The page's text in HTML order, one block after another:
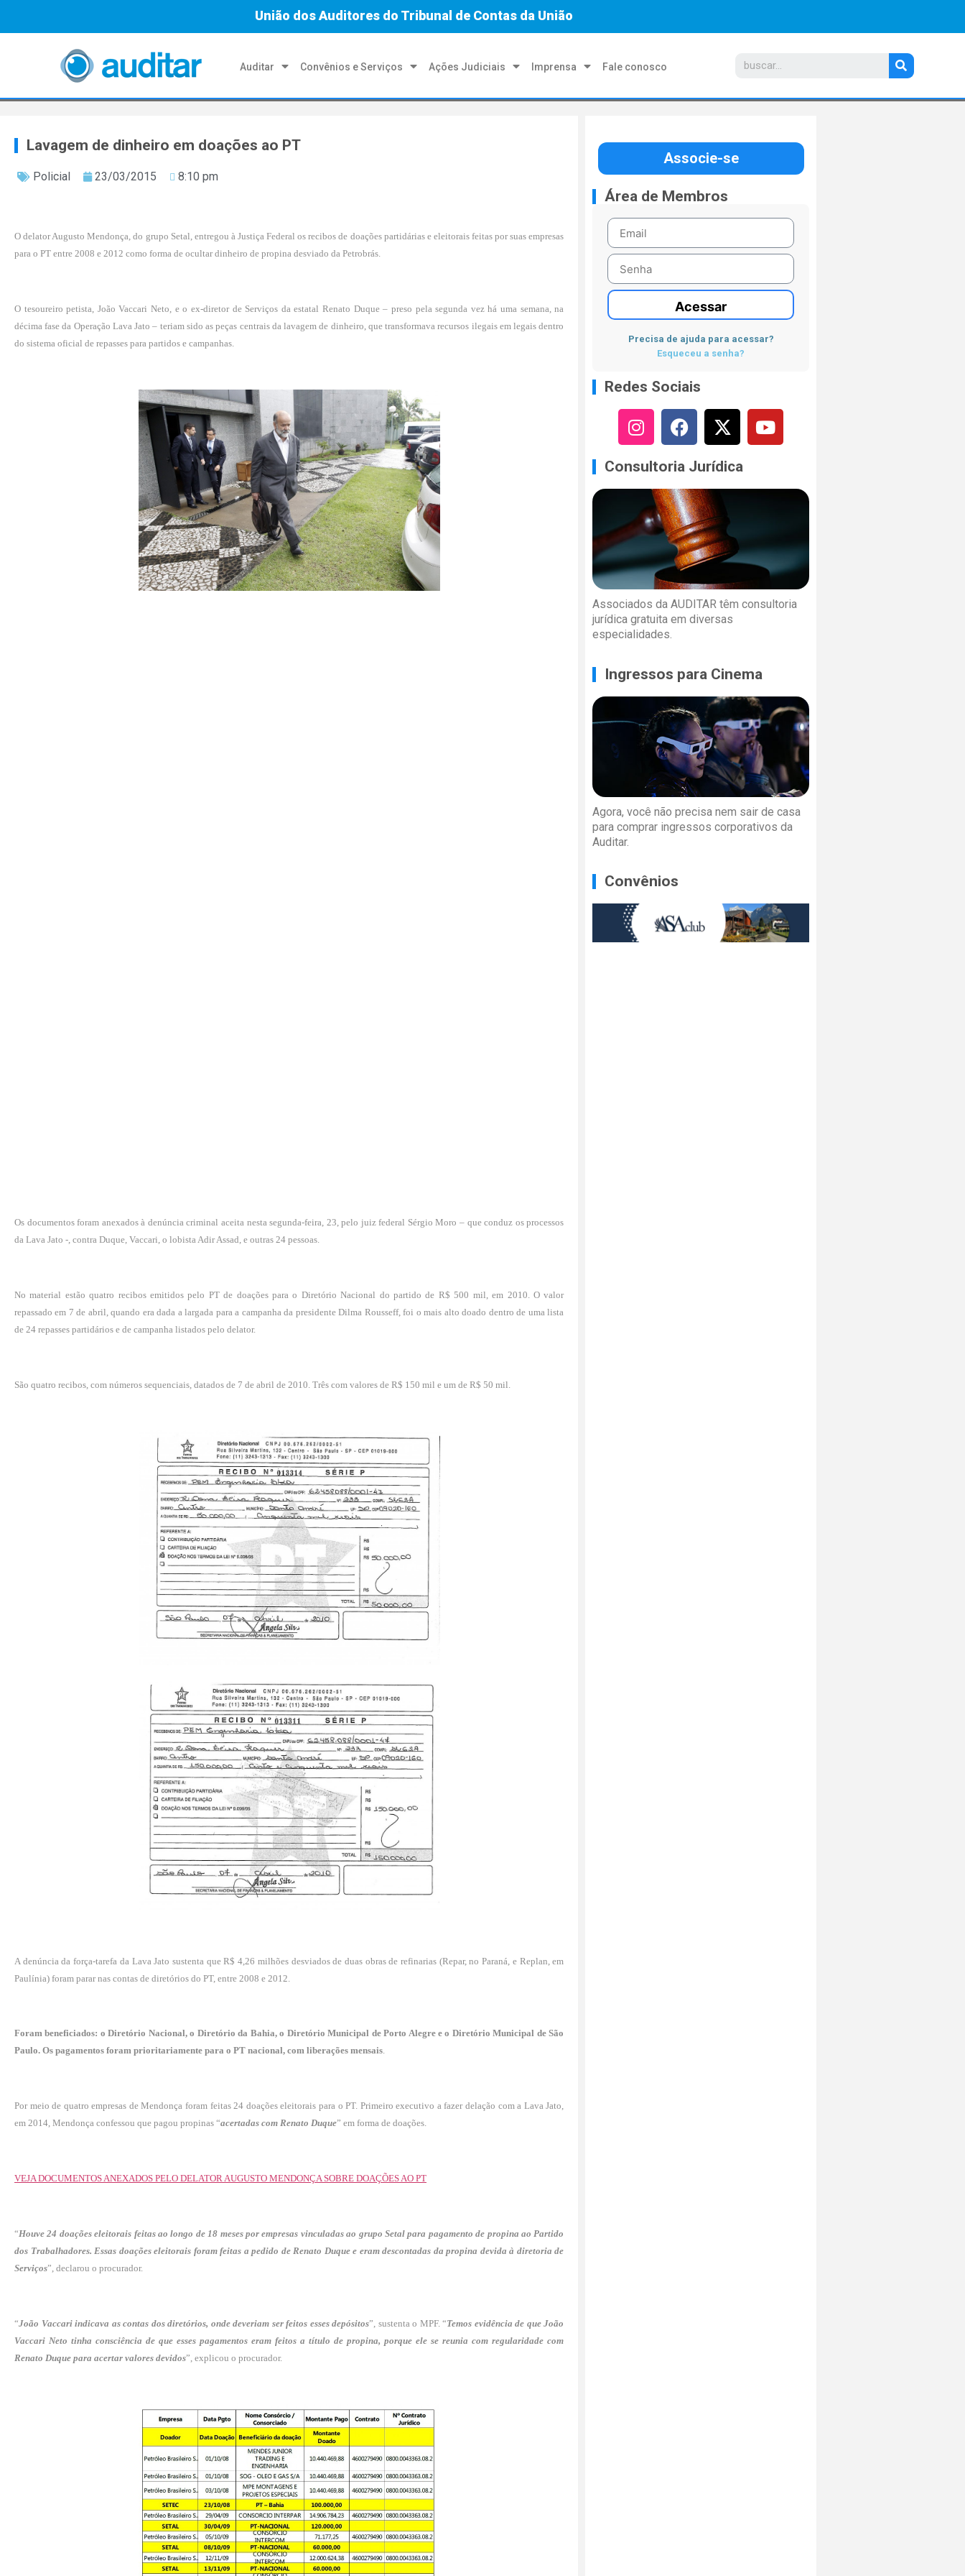
União dos Auditores do Tribunal de Contas da União
Auditar Convênios e Serviços Ações Judiciais Imprensa Fale conosco
Lavagem de dinheiro em doações ao PT
Policial 23/03/2015 8:10 pm
O delator Augusto Mendonça, do grupo Setal, entregou à Justiça Federal os recibos de doações partidárias e eleitorais feitas por suas empresas
para o PT entre 2008 e 2012 como forma de ocultar dinheiro de propina desviado da Petrobrás.
O tesoureiro petista, João Vaccari Neto, e o ex-diretor de Serviços da estatal Renato Duque – preso pela segunda vez há uma semana, na
décima fase da Operação Lava Jato – teriam sido as peças centrais da lavagem de dinheiro, que transformava recursos ilegais em legais dentro
do sistema oficial de repasses para partidos e campanhas.
Os documentos foram anexados à denúncia criminal aceita nesta segunda-feira, 23, pelo juiz federal Sérgio Moro – que conduz os processos
da Lava Jato -, contra Duque, Vaccari, o lobista Adir Assad, e outras 24 pessoas.
No material estão quatro recibos emitidos pelo PT de doações para o Diretório Nacional do partido de R$ 500 mil, em 2010. O valor
repassado em 7 de abril, quando era dada a largada para a campanha da presidente Dilma Rousseff, foi o mais alto doado dentro de uma lista
de 24 repasses partidários e de campanha listados pelo delator.
São quatro recibos, com números sequenciais, datados de 7 de abril de 2010. Três com valores de R$ 150 mil e um de R$ 50 mil.
A denúncia da força-tarefa da Lava Jato sustenta que R$ 4,26 milhões desviados de duas obras de refinarias (Repar, no Paraná, e Replan, em
Paulínia) foram parar nas contas de diretórios do PT, entre 2008 e 2012.
Foram beneficiados: o Diretório Nacional, o Diretório da Bahia, o Diretório Municipal de Porto Alegre e o Diretório Municipal de São
Paulo. Os pagamentos foram prioritariamente para o PT nacional, com liberações mensais.
Por meio de quatro empresas de Mendonça foram feitas 24 doações eleitorais para o PT. Primeiro executivo a fazer delação com a Lava Jato,
em 2014, Mendonça confessou que pagou propinas “acertadas com Renato Duque” em forma de doações.
VEJA DOCUMENTOS ANEXADOS PELO DELATOR AUGUSTO MENDONÇA SOBRE DOAÇÕES AO PT
“Houve 24 doações eleitorais feitas ao longo de 18 meses por empresas vinculadas ao grupo Setal para pagamento de propina ao Partido
dos Trabalhadores. Essas doações eleitorais foram feitas a pedido de Renato Duque e eram descontadas da propina devida à diretoria de
Serviços”, declarou o procurador.
“João Vaccari indicava as contas dos diretórios, onde deveriam ser feitos esses depósitos”, sustenta o MPF. “Temos evidência de que João
Vaccari Neto tinha consciência de que esses pagamentos eram feitos a título de propina, porque ele se reunia com regularidade com
Renato Duque para acertar valores devidos”, explicou o procurador.
Associe-se
Área de Membros
Acessar
Precisa de ajuda para acessar?
Esqueceu a senha?
Redes Sociais
Consultoria Jurídica
Associados da AUDITAR têm consultoria
jurídica gratuita em diversas
especialidades.
Ingressos para Cinema
Agora, você não precisa nem sair de casa
para comprar ingressos corporativos da
Auditar.
Convênios